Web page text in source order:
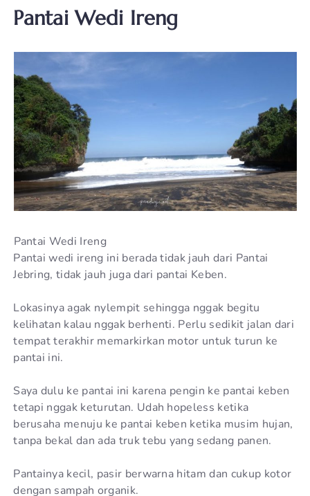
Pantai Wedi Ireng
Pantai Wedi Ireng
Pantai wedi ireng ini berada tidak jauh dari Pantai
Jebring, tidak jauh juga dari pantai Keben.
Lokasinya agak nylempit sehingga nggak begitu
kelihatan kalau nggak berhenti. Perlu sedikit jalan dari
tempat terakhir memarkirkan motor untuk turun ke
pantai ini.
Saya dulu ke pantai ini karena pengin ke pantai keben
tetapi nggak keturutan. Udah hopeless ketika
berusaha menuju ke pantai keben ketika musim hujan,
tanpa bekal dan ada truk tebu yang sedang panen.
Pantainya kecil, pasir berwarna hitam dan cukup kotor
dengan sampah organik.